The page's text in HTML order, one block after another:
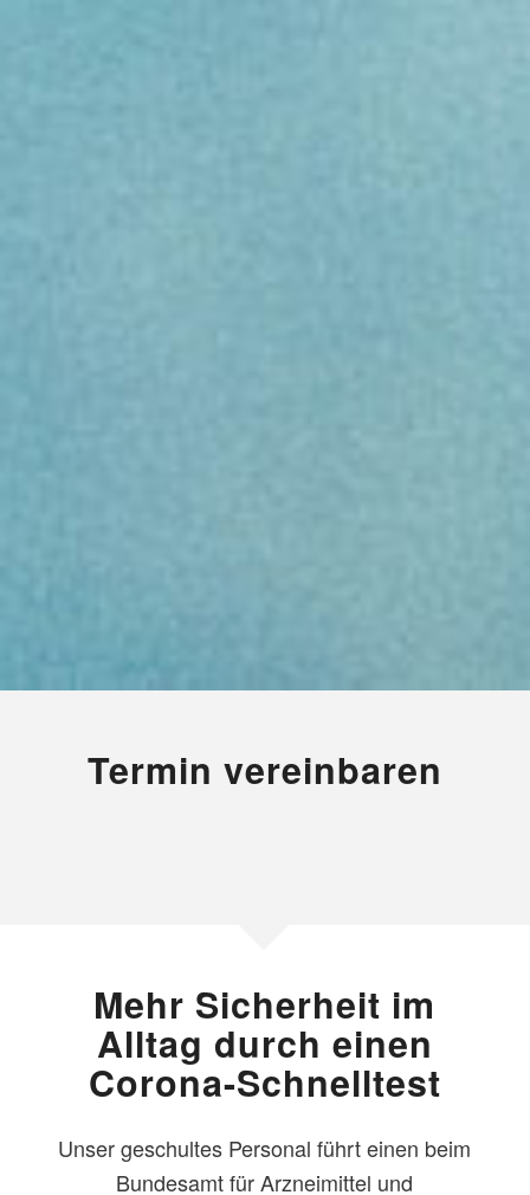
Termin vereinbaren
Mehr Sicherheit im
Alltag durch einen
Corona-Schnelltest
Unser geschultes Personal führt einen beim
Bundesamt für Arzneimittel und